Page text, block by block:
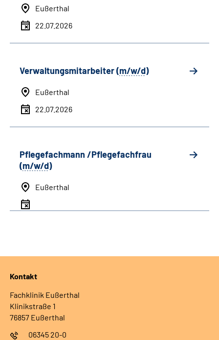
Eußerthal
22.07.2026
Verwaltungsmitarbeiter (m/w/d)
Eußerthal
22.07.2026
Pflegefachmann /Pflegefachfrau
(m/w/d)
Eußerthal
Kontakt
Fachklinik Eußerthal
Klinikstraße 1
76857 Eußerthal
06345 20-0